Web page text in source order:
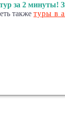
за 2 минуты!
также туры в